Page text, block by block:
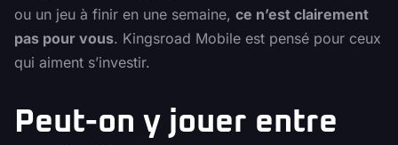
ou un jeu à finir en une semaine, ce n’est clairement
pas pour vous. Kingsroad Mobile est pensé pour ceux
qui aiment s’investir.
Peut-on y jouer entre